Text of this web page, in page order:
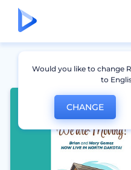
Would you like to change
to
CHANGE